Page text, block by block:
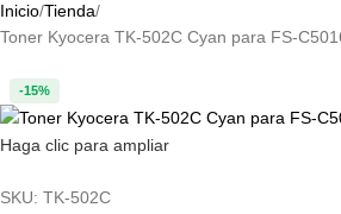
Inicio Tienda
Toner Kyocera TK-502C Cyan para FS-
-15%
Haga clic para ampliar
SKU: TK-502C